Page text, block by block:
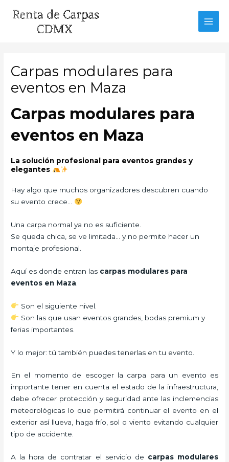
Carpas modulares para
eventos en Maza
Carpas modulares para
eventos en Maza
La solución profesional para eventos grandes y
elegantes
Hay algo que muchos organizadores descubren cuando
su evento crece…
Una carpa normal ya no es suficiente.
Se queda chica, se ve limitada… y no permite hacer un
montaje profesional.
Aquí es donde entran las carpas modulares para
eventos en Maza
Son el siguiente nivel.
Son las que usan eventos grandes, bodas premium y
ferias importantes.
Y lo mejor: tú también puedes tenerlas en tu evento.
En el momento de escoger la carpa para un evento es
importante tener en cuenta el estado de la infraestructura,
debe ofrecer protección y seguridad ante las inclemencias
meteorológicas lo que permitirá continuar el evento en el
exterior así llueva, haga frío, sol o viento evitando cualquier
tipo de accidente.
A la hora de contratar el servicio de carpas modulares